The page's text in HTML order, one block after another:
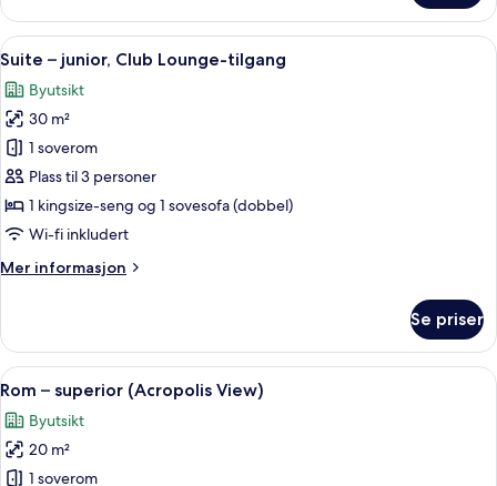
Åpne
alle
bildene
av
Suite
–
junior,
Club
tilgang
Suite – junior, Club Lounge-tilgang
25
Suite – junior, Club Lounge-tilgang
Byutsikt
30 m²
1 soverom
Plass til 3 personer
1 kingsize-seng og 1 sovesofa (dobbel)
Wi-fi inkludert
Mer informasjon
Mer
–
junior,
Club
tilgang
Se priser
Åpne
alle
bildene
av
Rom
Rom – superior (Acropolis View) |
14
Rom – superior (Acropolis View)
Byutsikt
20 m²
1 soverom